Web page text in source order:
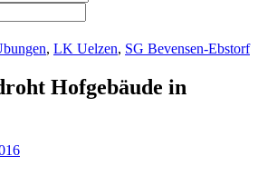
, LK Uelzen, SG Bevensen-Ebstorf
Hofgebäude in